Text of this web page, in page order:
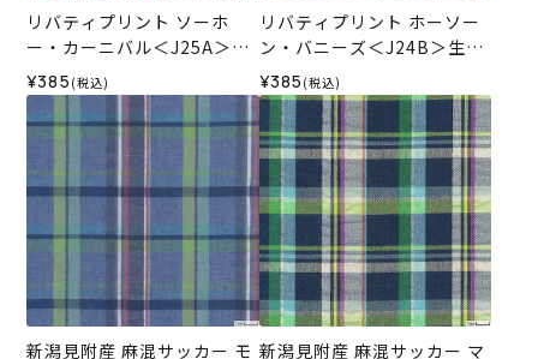
リバティプリント ソーホ
ー・カーニバル＜J25A＞生
地 （リバティ・ファブリッ
クス）2025AW
¥385 (税込)
リバティプリント ホーソー
ン・バニーズ＜J24B＞生地
（リバティ・ファブリック
ス）2024SS
¥385 (税込)
新潟見附産 麻混サッカー モ
新潟見附産 麻混サッカー マ